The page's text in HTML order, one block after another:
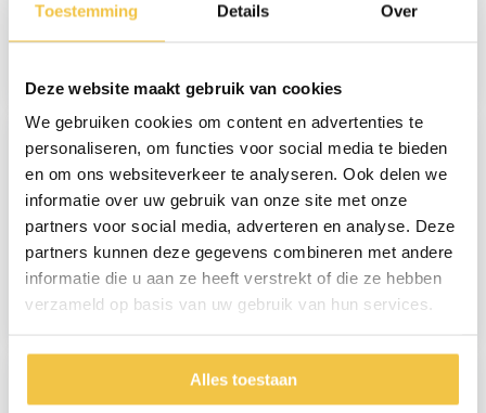
Toestemming Details Over
Deze website maakt gebruik van cookies
We gebruiken cookies om content en advertenties te
personaliseren, om functies voor social media te bieden
en om ons websiteverkeer te analyseren. Ook delen we
informatie over uw gebruik van onze site met onze
partners voor social media, adverteren en analyse. Deze
partners kunnen deze gegevens combineren met andere
informatie die u aan ze heeft verstrekt of die ze hebben
verzameld op basis van uw gebruik van hun services.
Alles toestaan
Opvouwbare
oprijplaat aluminium -
179,95
Elleboogkrukken
49,95
Wandelstok
opvouwbaar - Blauw
MultiMotion Premium
wandelstok -
volledige zwarte
bloemen print